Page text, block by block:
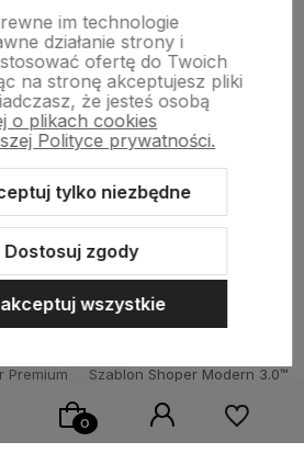
2, 21-025 Niemce woj. lubelskie
T:665 744 477
by szoperski.pl
Premium
Szablon Shoper Modern 3.0™
im technologie
działanie strony i
ofertę do Twoich
na stronę akceptujesz pliki
że jesteś osobą
o plikach cookies
Polityce prywatności.
tylko niezbędne
Dostosuj zgody
wszystkie